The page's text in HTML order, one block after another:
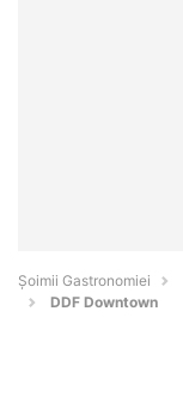
Șoimii Gastronomiei
DDF Downtown